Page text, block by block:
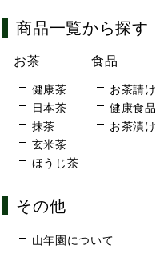
商品一覧から探す
お茶
健康茶
日本茶
抹茶
玄米茶
ほうじ茶
食品
お茶請け
健康食品
お茶漬け
その他
山年園について